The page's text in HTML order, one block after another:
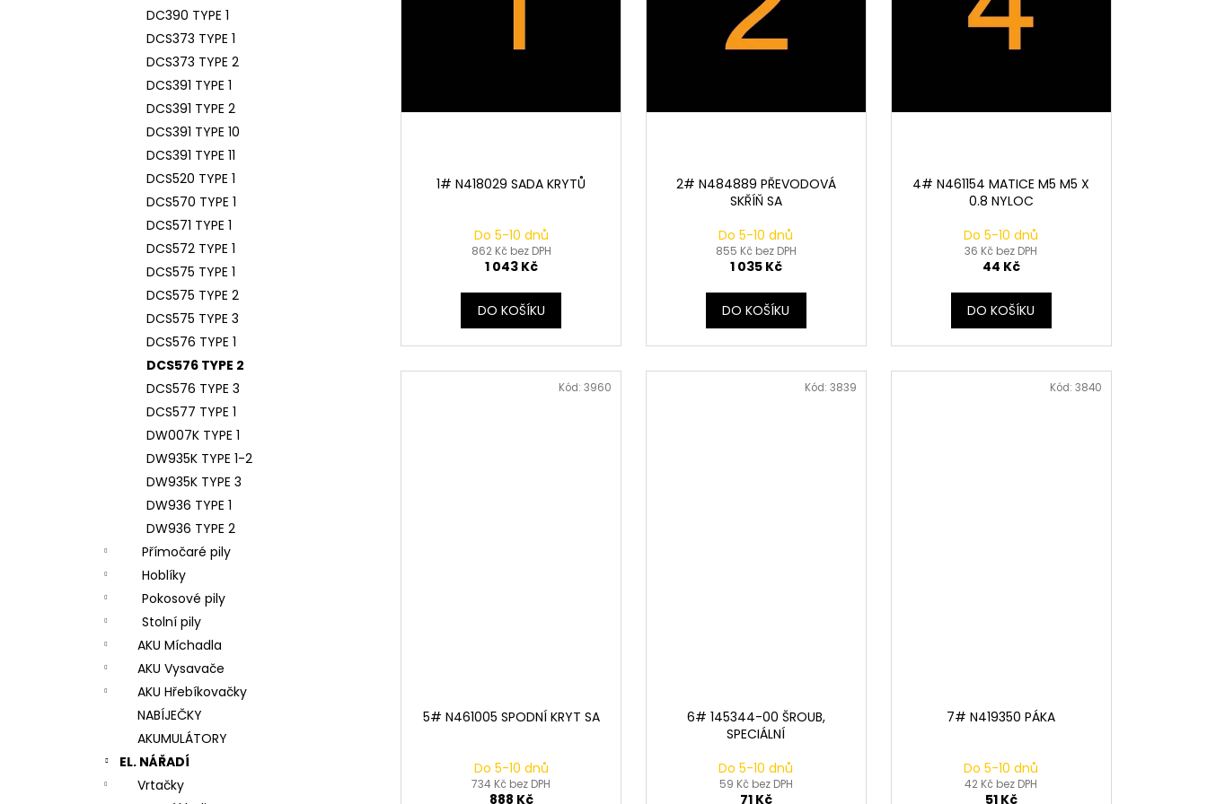
DC390 TYPE 1
DCS373 TYPE 1
DCS373 TYPE 2
DCS391 TYPE 1
DCS391 TYPE 2
DCS391 TYPE 10
DCS391 TYPE 11
DCS520 TYPE 1
DCS570 TYPE 1
DCS571 TYPE 1
DCS572 TYPE 1
DCS575 TYPE 1
DCS575 TYPE 2
DCS575 TYPE 3
DCS576 TYPE 1
DCS576 TYPE 2
DCS576 TYPE 3
DCS577 TYPE 1
DW007K TYPE 1
DW935K TYPE 1-2
DW935K TYPE 3
DW936 TYPE 1
DW936 TYPE 2
Přímočaré pily
Hoblíky
Pokosové pily
Stolní pily
AKU Míchadla
AKU Vysavače
AKU Hřebíkovačky
NABÍJEČKY
AKUMULÁTORY
EL. NÁŘADÍ
Vrtačky
ů
1# N418029 SADA KRYTŮ
Do 5-10 dnů
862 Kč bez DPH
1 043 Kč
DO KOŠÍKU
2# N484889 PŘEVODOVÁ
SKŘÍŇ SA
Do 5-10 dnů
855 Kč bez DPH
1 035 Kč
DO KOŠÍKU
4# N461154 MATICE M5 M5 X
0.8 NYLOC
Do 5-10 dnů
36 Kč bez DPH
44 Kč
DO KOŠÍKU
5# N461005 SPODNÍ KRYT SA
Do 5-10 dnů
734 Kč bez DPH
888 Kč
Kód:3960
6# 145344-00 ŠROUB,
SPECIÁLNÍ
Do 5-10 dnů
59 Kč bez DPH
71 Kč
Kód: 3839
7# N419350 PÁKA
Do 5-10 dnů
42 Kč bez DPH
51 Kč
Kód: 3840